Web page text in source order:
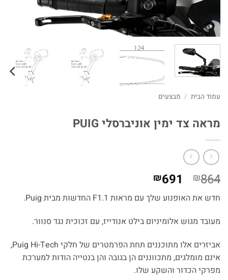
עמוד הבית / מבצעים
מראה צד ימין אוניברסלי PUIG
₪864 המחיר
המקורי
היה:
₪864.
₪691
הנוכחי
הוא:
₪691.
חדש את האופנוע שלך עם מראות F1.1 החדשות מבית Puig.
מעובד מגוש אלומיניום בילט אנודייז, עם זכוכית נגד סנוור.
אביזרים אלו מתוכננים תחת הפרמטרים של חלקי Puig Hi-Tech,
אינם מומלגים, מתכווננים הן בגובה והן בנטייה הודות למערכת
מפרקי הכדור והשקע שלו.